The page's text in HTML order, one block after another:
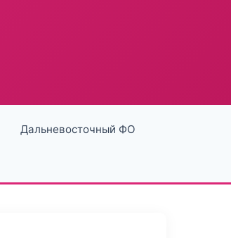
Дальневосточный ФО